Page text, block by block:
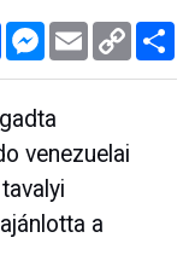
FacebookMessenger
Email Copy
Link
venezuelai
a